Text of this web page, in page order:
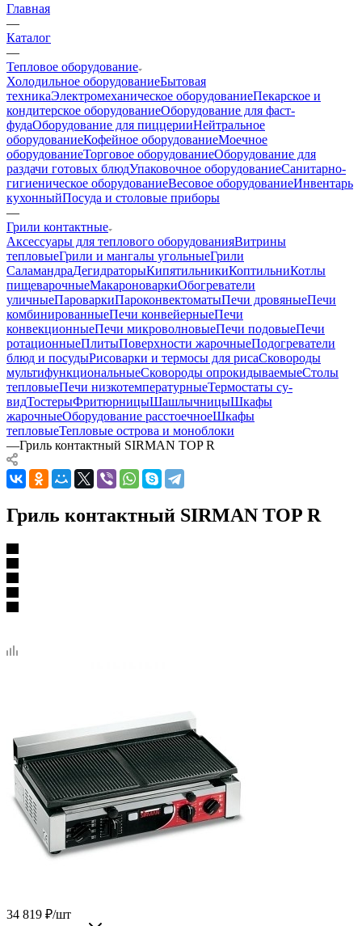
Главная
—
Каталог
—
Тепловое оборудование
Холодильное оборудованиеБытовая
техникаЭлектромеханическое оборудованиеПекарское и
кондитерское оборудованиеОборудование для фаст-
фудаОборудование для пиццерииНейтральное
оборудованиеКофейное оборудованиеМоечное
оборудованиеТорговое оборудованиеОборудование для
раздачи готовых блюдУпаковочное оборудованиеСанитарно-
гигиеническое оборудованиеВесовое оборудованиеИнвентарь
кухонныйПосуда и столовые приборы
—
Грили контактные
Аксессуары для теплового оборудованияВитрины
тепловыеГрили и мангалы угольныеГрили
СаламандраДегидраторыКипятильникиКоптильниКотлы
пищеварочныеМакароноваркиОбогреватели
уличныеПароваркиПароконвектоматыПечи дровяныеПечи
комбинированныеПечи конвейерныеПечи
конвекционныеПечи микроволновыеПечи подовыеПечи
ротационныеПлитыПоверхности жарочныеПодогреватели
блюд и посудыРисоварки и термосы для рисаСковороды
мультифункциональныеСковороды опрокидываемыеСтолы
тепловыеПечи низкотемпературныеТермостаты су-
видТостерыФритюрницыШашлычницыШкафы
жарочныеОборудование расстоечноеШкафы
тепловыеТепловые острова и моноблоки
—Гриль контактный SIRMAN TOP R
Гриль контактный SIRMAN TOP R
34 819 ₽/шт